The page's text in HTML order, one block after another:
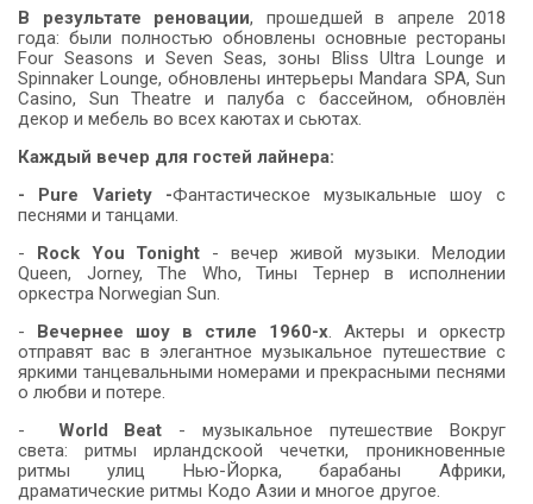
В результате реновации, прошедшей в апреле 2018
года: были полностью обновлены основные рестораны
Four Seasons и Seven Seas, зоны Bliss Ultra Lounge и
Spinnaker Lounge, обновлены интерьеры Mandara SPA, Sun
Casino, Sun Theatre и палуба с бассейном, обновлён
декор и мебель во всех каютах и сьютах.
Каждый вечер для гостей лайнера:
- Pure Variety -Фантастическое музыкальные шоу с
песнями и танцами.
- Rock You Tonight - вечер живой музыки. Мелодии
Queen, Jorney, The Who, Тины Тернер в исполнении
оркестра Norwegian Sun.
- Вечернее шоу в стиле 1960-х. Актеры и оркестр
отправят вас в элегантное музыкальное путешествие с
яркими танцевальными номерами и прекрасными песнями
о любви и потере.
- World Beat - музыкальное путешествие Вокруг
света: ритмы ирландскоой чечетки, проникновенные
ритмы улиц Нью-Йорка, барабаны Африки,
драматические ритмы Кодо Азии и многое другое.